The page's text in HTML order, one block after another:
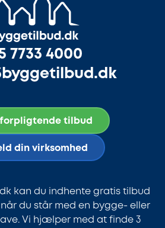
7733 4000
tilbud
din virksomhed
kan du indhente gratis tilbud
du står med en bygge- eller
Vi hjælper med at finde 3